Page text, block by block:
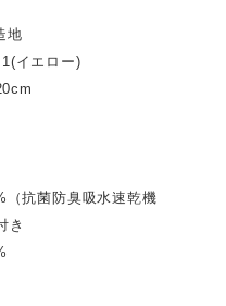
地
イエロー)
抗菌防臭吸水速乾機
き